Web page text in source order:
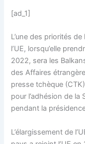
[ad_1]
L’une des priorités
l’UE, lorsqu’elle
2022, sera les
des Affaires
presse tchèque
pour l’adhésion de la
pendant la
L’élargissement de